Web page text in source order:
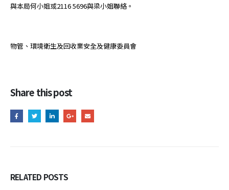
與本局何小姐或2116 5696與梁小姐聯絡。
物管、環境衛生及回收業安全及健康委員會
Share this post
RELATED POSTS